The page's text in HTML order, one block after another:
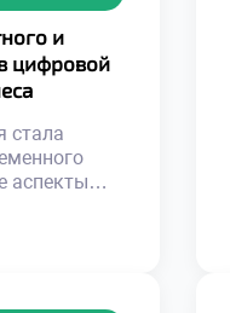
и
цифровой
стала
аспекты
Однако